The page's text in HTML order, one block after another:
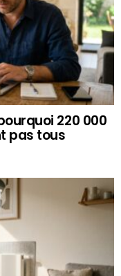
220 000
pas tous